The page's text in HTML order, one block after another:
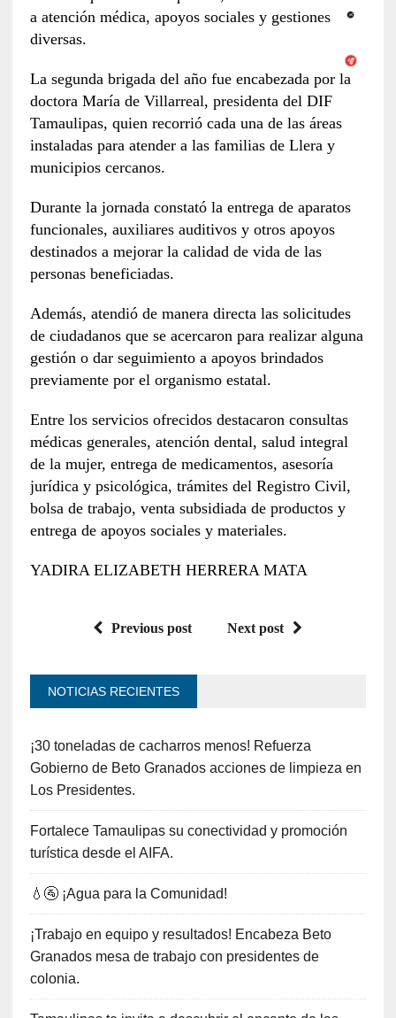
a atención médica, apoyos sociales y gestiones
diversas.
La segunda brigada del año fue encabezada por la
doctora María de Villarreal, presidenta del DIF
Tamaulipas, quien recorrió cada una de las áreas
instaladas para atender a las familias de Llera y
municipios cercanos.
Durante la jornada constató la entrega de aparatos
funcionales, auxiliares auditivos y otros apoyos
destinados a mejorar la calidad de vida de las
personas beneficiadas.
Además, atendió de manera directa las solicitudes
de ciudadanos que se acercaron para realizar alguna
gestión o dar seguimiento a apoyos brindados
previamente por el organismo estatal.
Entre los servicios ofrecidos destacaron consultas
médicas generales, atención dental, salud integral
de la mujer, entrega de medicamentos, asesoría
jurídica y psicológica, trámites del Registro Civil,
bolsa de trabajo, venta subsidiada de productos y
entrega de apoyos sociales y materiales.
YADIRA ELIZABETH HERRERA MATA
Previous post Next post
NOTICIAS RECIENTES
¡30 toneladas de cacharros menos! Refuerza
Gobierno de Beto Granados acciones de limpieza en
Los Presidentes.
Fortalece Tamaulipas su conectividad y promoción
turística desde el AIFA.
💧🚰 ¡Agua para la Comunidad!
¡Trabajo en equipo y resultados! Encabeza Beto
Granados mesa de trabajo con presidentes de
colonia.